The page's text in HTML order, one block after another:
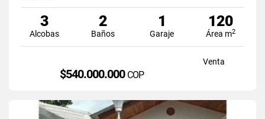
3
Alcobas
2
Baños
1
Garaje
120
Área m2
Venta
$540.000.000 COP